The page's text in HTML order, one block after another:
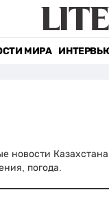
МИРА
новости
погода.